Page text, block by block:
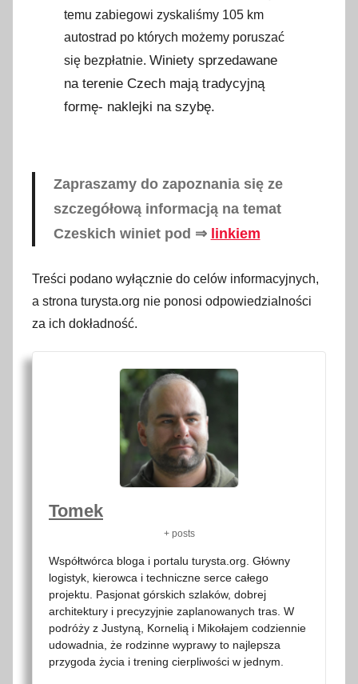
temu zabiegowi zyskaliśmy 105 km
autostrad po których możemy poruszać
się bezpłatnie. Winiety sprzedawane
na terenie Czech mają tradycyjną
formę- naklejki na szybę.
Zapraszamy do zapoznania się ze
szczegółową informacją na temat
Czeskich winiet pod ⇒ linkiem
Treści podano wyłącznie do celów informacyjnych,
a strona turysta.org nie ponosi odpowiedzialności
za ich dokładność.
Tomek
+ posts
Współtwórca bloga i portalu turysta.org. Główny
logistyk, kierowca i techniczne serce całego
projektu. Pasjonat górskich szlaków, dobrej
architektury i precyzyjnie zaplanowanych tras. W
podróży z Justyną, Kornelią i Mikołajem codziennie
udowadnia, że rodzinne wyprawy to najlepsza
przygoda życia i trening cierpliwości w jednym.